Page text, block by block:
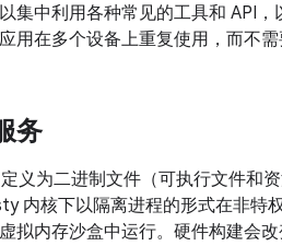
集中利用各种常见的工具和 API
用在多个设备上重复使用，而不需
务
义为二进制文件（可执行文件和
内核下以隔离进程的形式在非特
拟内存沙盒中运行。硬件构建会